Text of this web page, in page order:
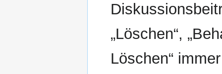
„Löschen“,
Löschen“